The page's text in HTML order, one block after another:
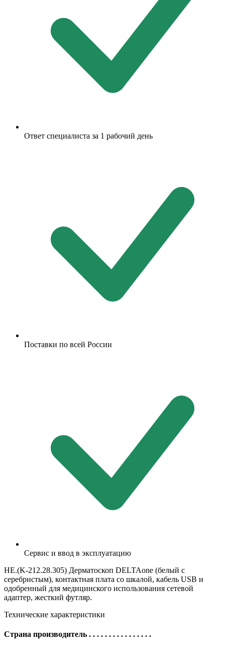
Ответ специалиста за 1 рабочий день
Поставки по всей России
Сервис и ввод в эксплуатацию
HE.(K-212.28.305) Дерматоскоп DELTAone (белый с
серебристым), контактная плата со шкалой, кабель USB и
одобренный для медицинского использования сетевой
адаптер, жесткий футляр.
Технические характеристики
Страна производитель . . . . . . . . . . . . . . . .